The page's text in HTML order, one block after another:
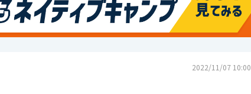
2022/11/07 10:00